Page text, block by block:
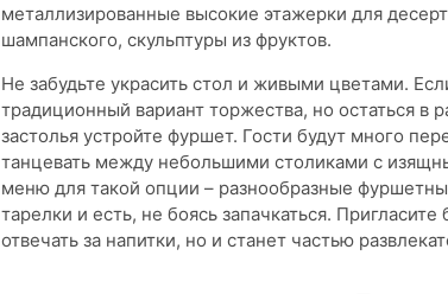
металлизированные высокие этажерки для
шампанского, скульптуры из фруктов.
Не забудьте украсить стол и живыми цветами.
традиционный вариант торжества, но остаться в
застолья устройте фуршет. Гости будут много
танцевать между небольшими столиками с
меню для такой опции – разнообразные
тарелки и есть, не боясь запачкаться.
отвечать за напитки, но и станет частью